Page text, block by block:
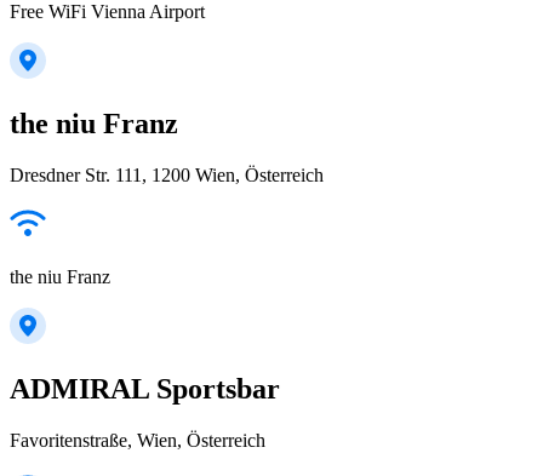
Free WiFi Vienna Airport
the niu Franz
Dresdner Str. 111, 1200 Wien, Österreich
the niu Franz
ADMIRAL Sportsbar
Favoritenstraße, Wien, Österreich